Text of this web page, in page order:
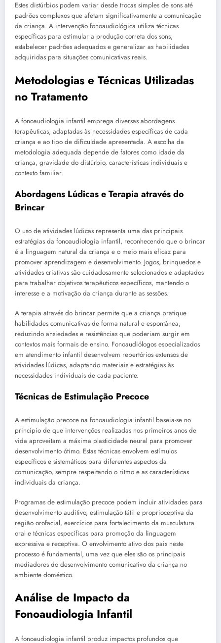
Estes distúrbios podem variar desde trocas simples de sons até
padrões complexos que afetam significativamente a comunicação
da criança. A intervenção fonoaudiológica utiliza técnicas
específicas para estimular a produção correta dos sons,
estabelecer padrões adequados e generalizar as habilidades
adquiridas para situações comunicativas reais.
Metodologias e Técnicas Utilizadas
no Tratamento
A fonoaudiologia infantil emprega diversas abordagens
terapêuticas, adaptadas às necessidades específicas de cada
criança e ao tipo de dificuldade apresentada. A escolha da
metodologia adequada depende de fatores como idade da
criança, gravidade do distúrbio, características individuais e
contexto familiar.
Abordagens Lúdicas e Terapia através do
Brincar
O uso de atividades lúdicas representa uma das principais
estratégias da fonoaudiologia infantil, reconhecendo que o brincar
é a linguagem natural da criança e o meio mais eficaz para
promover aprendizagem e desenvolvimento. Jogos, brinquedos e
atividades criativas são cuidadosamente selecionados e adaptados
para trabalhar objetivos terapêuticos específicos, mantendo o
interesse e a motivação da criança durante as sessões.
A terapia através do brincar permite que a criança pratique
habilidades comunicativas de forma natural e espontânea,
reduzindo ansiedades e resistências que poderiam surgir em
contextos mais formais de ensino. Fonoaudiólogos especializados
em atendimento infantil desenvolvem repertórios extensos de
atividades lúdicas, adaptando materiais e estratégias às
necessidades individuais de cada paciente.
Técnicas de Estimulação Precoce
A estimulação precoce na fonoaudiologia infantil baseia-se no
princípio de que intervenções realizadas nos primeiros anos de
vida aproveitam a máxima plasticidade neural para promover
desenvolvimento ótimo. Estas técnicas envolvem estímulos
específicos e sistemáticos para diferentes aspectos da
comunicação, sempre respeitando o ritmo e as características
individuais da criança.
Programas de estimulação precoce podem incluir atividades para
desenvolvimento auditivo, estimulação tátil e proprioceptiva da
região orofacial, exercícios para fortalecimento da musculatura
oral e técnicas específicas para promoção da linguagem
expressiva e receptiva. O envolvimento ativo dos pais neste
processo é fundamental, uma vez que eles são os principais
mediadores do desenvolvimento comunicativo da criança no
ambiente doméstico.
Análise de Impacto da
Fonoaudiologia Infantil
A fonoaudiologia infantil produz impactos profundos que